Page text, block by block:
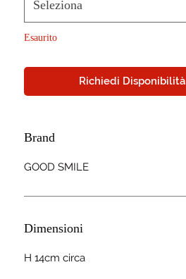
Seleziona
Esaurito
Richiedi Disponibilità
Brand
GOOD SMILE
Dimensioni
H 14cm circa